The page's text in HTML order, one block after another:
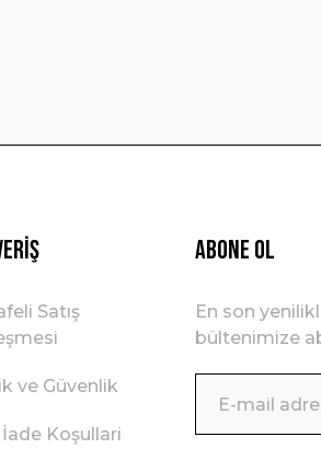
Satış
ve Güvenlik
Koşullari
ABONE OL
En son
bültenimize